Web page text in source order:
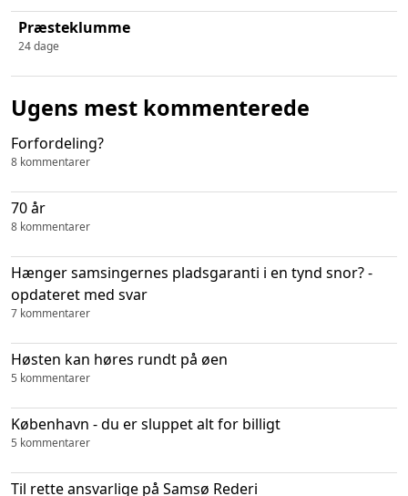
Præsteklumme
24 dage
Ugens mest kommenterede
Forfordeling?
8 kommentarer
70 år
8 kommentarer
Hænger samsingernes pladsgaranti i en tynd snor? -
opdateret med svar
7 kommentarer
Høsten kan høres rundt på øen
5 kommentarer
København - du er sluppet alt for billigt
5 kommentarer
Til rette ansvarlige på Samsø Rederi